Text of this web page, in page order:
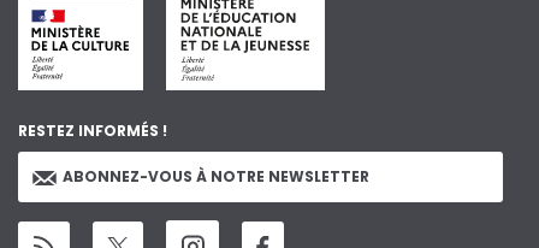
RESTEZ INFORMÉS !
ABONNEZ-VOUS À NOTRE NEWSLETTER